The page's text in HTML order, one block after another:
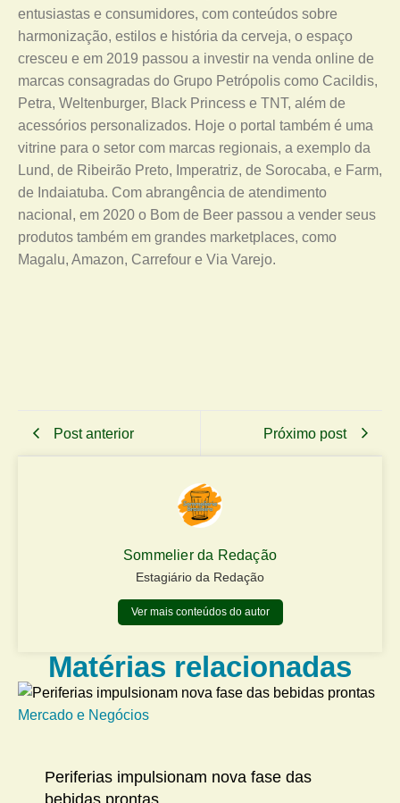
entusiastas e consumidores, com conteúdos sobre
harmonização, estilos e história da cerveja, o espaço
cresceu e em 2019 passou a investir na venda online de
marcas consagradas do Grupo Petrópolis como Cacildis,
Petra, Weltenburger, Black Princess e TNT, além de
acessórios personalizados. Hoje o portal também é uma
vitrine para o setor com marcas regionais, a exemplo da
Lund, de Ribeirão Preto, Imperatriz, de Sorocaba, e Farm,
de Indaiatuba. Com abrangência de atendimento
nacional, em 2020 o Bom de Beer passou a vender seus
produtos também em grandes marketplaces, como
Magalu, Amazon, Carrefour e Via Varejo.
Post anterior Próximo post
Sommelier da Redação
Estagiário da Redação
Ver mais conteúdos do autor
Matérias relacionadas
Mercado e Negócios
Periferias impulsionam nova fase das
bebidas prontas